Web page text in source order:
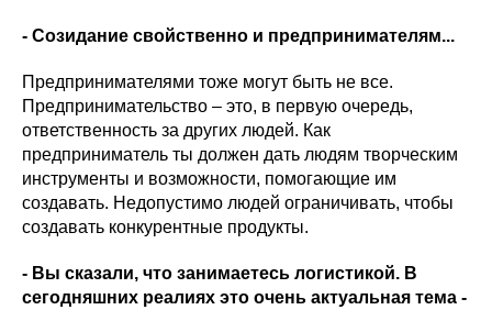
- Созидание свойственно и предпринимателям...
Предпринимателями тоже могут быть не все.
Предпринимательство – это, в первую очередь,
ответственность за других людей. Как
предприниматель ты должен дать людям творческим
инструменты и возможности, помогающие им
создавать. Недопустимо людей ограничивать, чтобы
создавать конкурентные продукты.
- Вы сказали, что занимаетесь логистикой. В
сегодняшних реалиях это очень актуальная тема -